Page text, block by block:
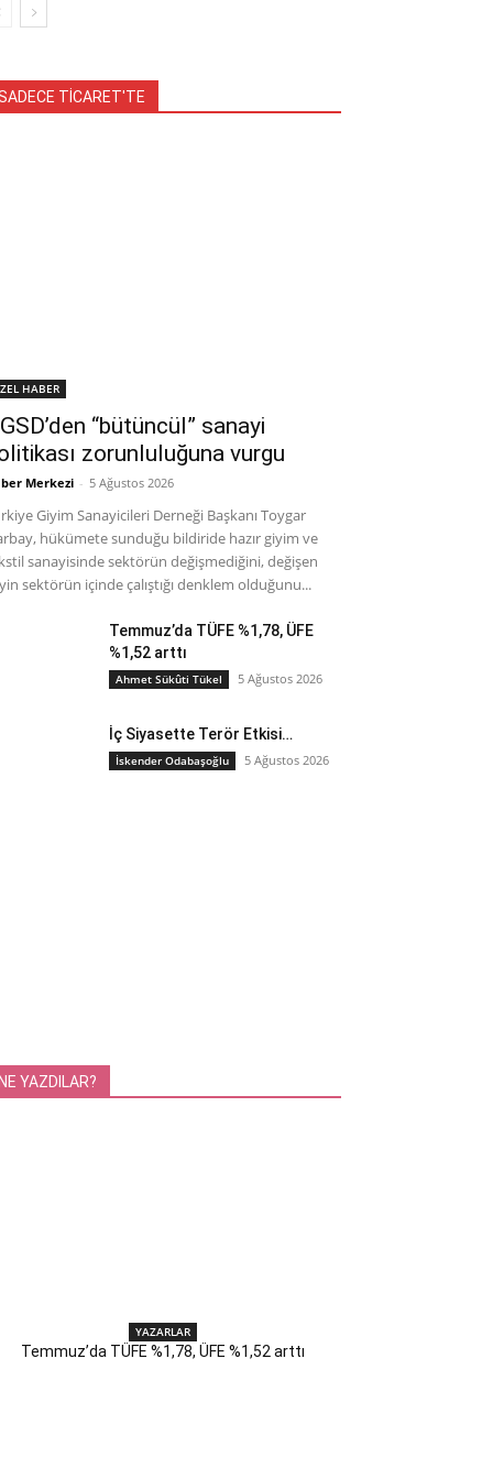
TİCARET'TE
HABER
“bütüncül” sanayi
zorunluluğuna vurgu
Merkezi - 5 Ağustos 2026
Giyim Sanayicileri Derneği Başkanı Toygar
hükümete sunduğu bildiride hazır giyim ve
sanayisinde sektörün değişmediğini, değişen
sektörün içinde çalıştığı denklem olduğunu...
Temmuz’da TÜFE %1,78, ÜFE
%1,52 arttı
Ahmet Sükûti Tükel 5 Ağustos 2026
İç Siyasette Terör Etkisi…
İskender Odabaşoğlu 5 Ağustos 2026
YAZDILAR?
YAZARLAR
Temmuz’da TÜFE %1,78, ÜFE %1,52 arttı